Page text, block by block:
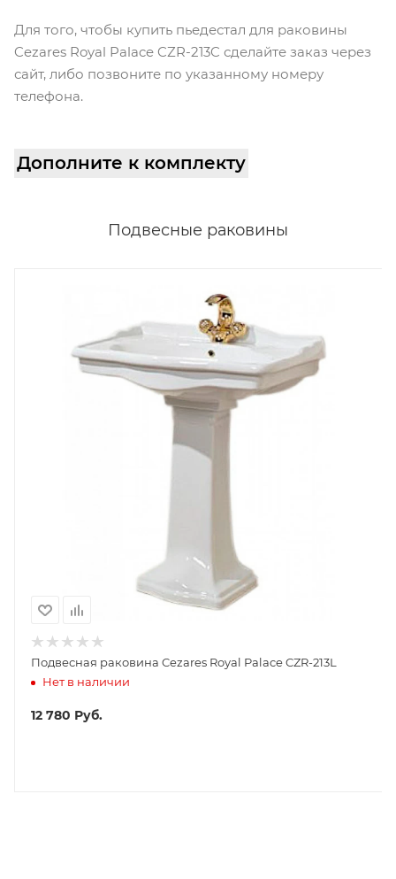
Для того, чтобы купить пьедестал для раковины
Cezares Royal Palace CZR-213C сделайте заказ через
сайт, либо позвоните по указанному номеру
телефона.
Дополните к комплекту
Подвесные раковины
Подвесная раковина Cezares Royal Palace CZR-213L
Нет в наличии
12 780 Руб.